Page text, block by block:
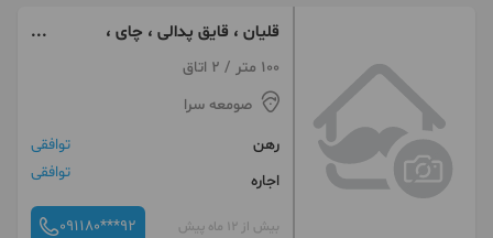
قلیان ، قایق پدالی ، چای ،
نسکافه ،تفریح در طبیعت100 متر / 2 اتاق
صومعه سرا
رهن
توافقی
اجاره
توافقی
بیش از 12 ماه پیش 091180***92